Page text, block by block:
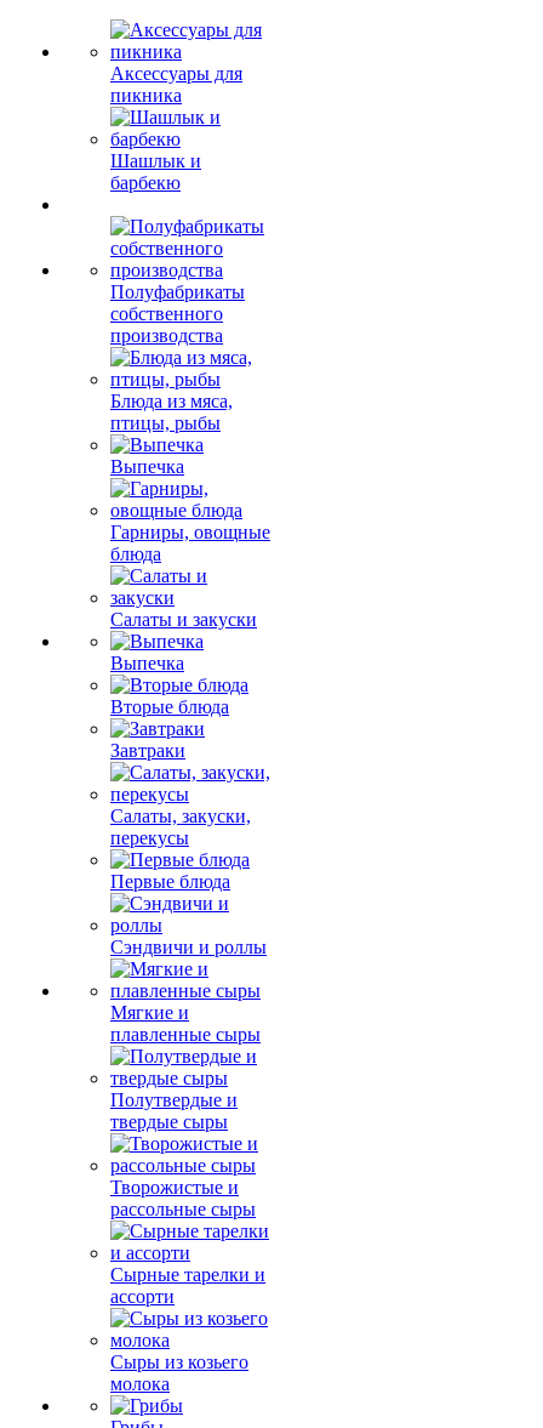
Аксессуары для
пикника
Шашлык и
барбекю
Полуфабрикаты
собственного
производства
Блюда из мяса,
птицы, рыбы
Выпечка
Гарниры, овощные
блюда
Салаты и закуски
Выпечка
Вторые блюда
Завтраки
Салаты, закуски,
перекусы
Первые блюда
Сэндвичи и роллы
Мягкие и
плавленные сыры
Полутвердые и
твердые сыры
Творожистые и
рассольные сыры
Сырные тарелки и
ассорти
Сыры из козьего
молока